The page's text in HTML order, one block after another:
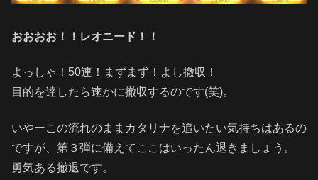
おおおお！！レオニード！！
よっしゃ！50連！まずまず！よし撤収！
目的を達したら速かに撤収するのです(笑)。
いやーこの流れのままカタリナを追いたい気持ちはあるの
ですが、第３弾に備えてここはいったん退きましょう。
勇気ある撤退です。